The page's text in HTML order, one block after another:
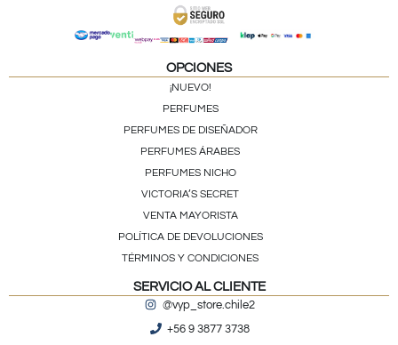
OPCIONES
¡NUEVO!
PERFUMES
PERFUMES DE DISEÑADOR
PERFUMES ÁRABES
PERFUMES NICHO
VICTORIA’S SECRET
VENTA MAYORISTA
POLÍTICA DE DEVOLUCIONES
TÉRMINOS Y CONDICIONES
SERVICIO AL CLIENTE
@vyp_store.chile2
+56 9 3877 3738